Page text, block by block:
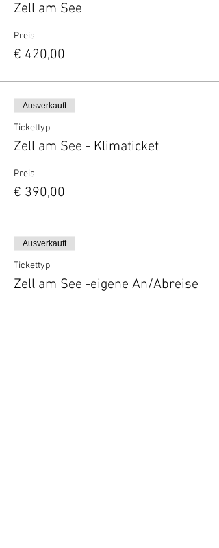
Zell am See
Preis
€ 420,00
Ausverkauft
Tickettyp
Zell am See - Klimaticket
Preis
€ 390,00
Ausverkauft
Tickettyp
Zell am See -eigene An/Abreise